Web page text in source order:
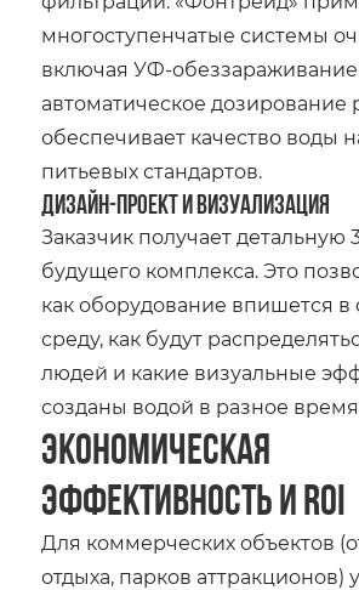
многоступенчатые системы
включая УФ-
автоматическое дозирование
обеспечивает качество воды
питьевых стандартов.
Дизайн-проект и визуализация
Заказчик получает детальную
будущего комплекса. Это
как оборудование впишется
среду, как будут
людей и какие визуальные
созданы водой в разное время
Экономическая
эффективность и ROI
Для коммерческих объектов
отдыха, парков аттракционов)